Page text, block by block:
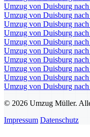
Umzug von Duisburg
Umzug von Duisburg
Umzug von Duisburg
Umzug von Duisburg
Umzug von Duisburg
Umzug von Duisburg nach
Umzug von Duisburg
Umzug von Duisburg
Umzug von Duisburg
Umzug von Duisburg nach
© 2026 Umzug Müller.
Impressum Datenschutz